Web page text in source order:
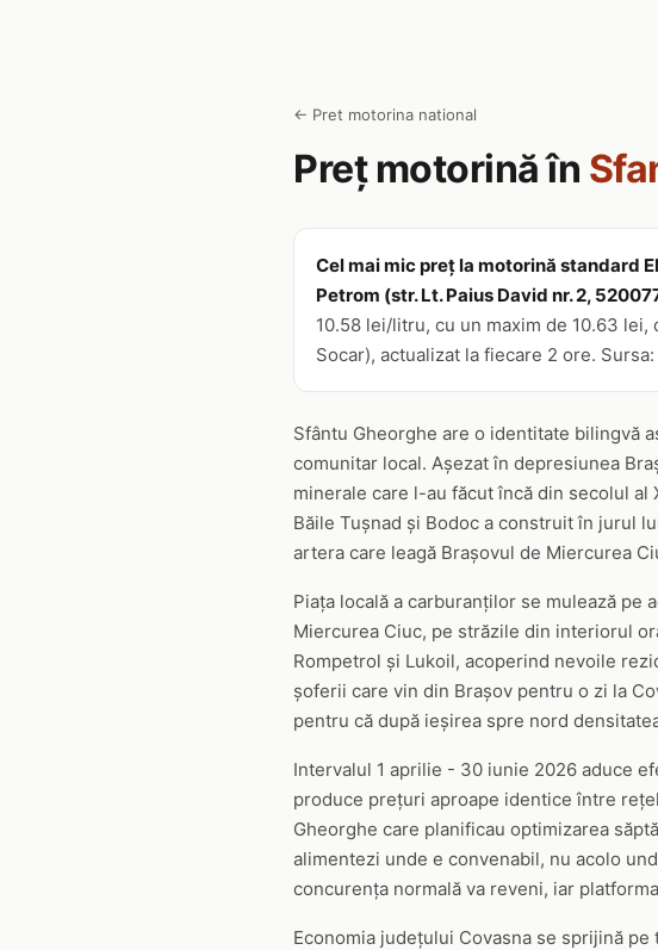
← Pret motorina national
Preț motorină în
Cel mai mic preț la motorină standard
Petrom (str. Lt. Paius David nr. 2,
10.58 lei/litru, cu un maxim de 10.63
Socar), actualizat la fiecare 2 ore.
Sfântu Gheorghe are o identitate bilingvă
comunitar local. Așezat în depresiunea
minerale care l-au făcut încă din secolul
Băile Tușnad și Bodoc a construit în jurul
artera care leagă Brașovul de Miercurea
Piața locală a carburanților se mulează pe
Miercurea Ciuc, pe străzile din interiorul
Rompetrol și Lukoil, acoperind nevoile
șoferii care vin din Brașov pentru o zi la
pentru că după ieșirea spre nord
Intervalul 1 aprilie - 30 iunie 2026 aduce
produce prețuri aproape identice între
Gheorghe care planificau optimizarea
alimentezi unde e convenabil, nu acolo
concurența normală va reveni, iar
Economia județului Covasna se sprijină